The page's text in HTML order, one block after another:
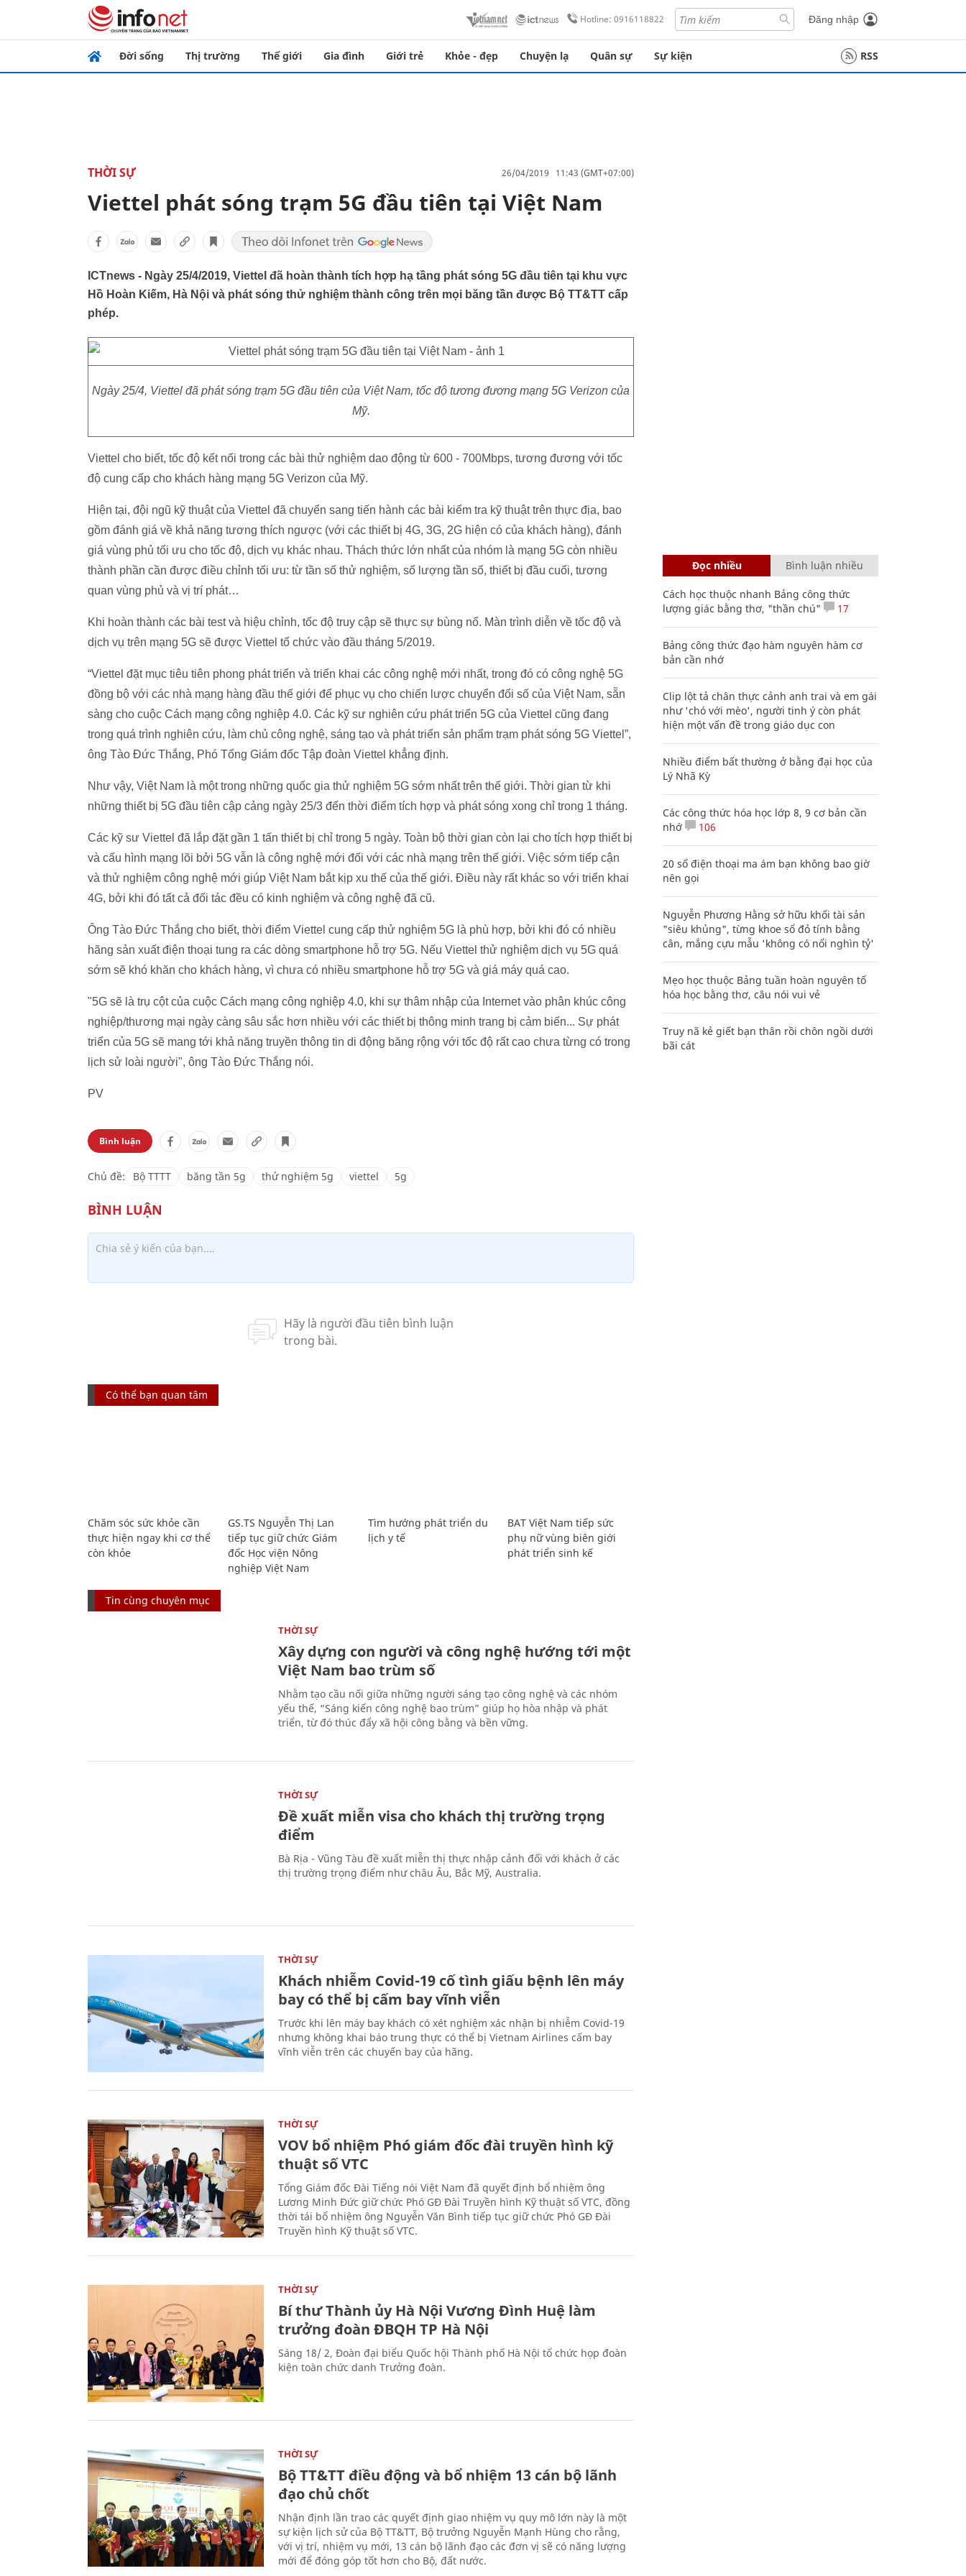
Hotline: 0916118822 Đăng nhập
Đời sống Thị trường Thế giới Gia đình Giới trẻ Khỏe - đẹp Chuyện lạ Quân sự Sự kiện RSS
THỜI SỰ 26/04/2019 11:43 (GMT+07:00)
Viettel phát sóng trạm 5G đầu tiên tại Việt Nam
ICTnews - Ngày 25/4/2019, Viettel đã hoàn thành tích hợp hạ tầng phát sóng 5G đầu tiên tại khu vực
Hồ Hoàn Kiếm, Hà Nội và phát sóng thử nghiệm thành công trên mọi băng tần được Bộ TT&TT cấp
phép.
Ngày 25/4, Viettel đã phát sóng trạm 5G đầu tiên của Việt Nam, tốc độ tương đương mạng 5G Verizon của
Mỹ.
Viettel cho biết, tốc độ kết nối trong các bài thử nghiệm dao động từ 600 - 700Mbps, tương đương với tốc
độ cung cấp cho khách hàng mạng 5G Verizon của Mỹ.
Hiện tại, đội ngũ kỹ thuật của Viettel đã chuyển sang tiến hành các bài kiểm tra kỹ thuật trên thực địa, bao
gồm đánh giá về khả năng tương thích ngược (với các thiết bị 4G, 3G, 2G hiện có của khách hàng), đánh
giá vùng phủ tối ưu cho tốc độ, dịch vụ khác nhau. Thách thức lớn nhất của nhóm là mạng 5G còn nhiều
thành phần cần được điều chỉnh tối ưu: từ tần số thử nghiệm, số lượng tần số, thiết bị đầu cuối, tương
quan vùng phủ và vị trí phát…
Khi hoàn thành các bài test và hiệu chỉnh, tốc độ truy cập sẽ thực sự bùng nổ. Màn trình diễn về tốc độ và
dịch vụ trên mạng 5G sẽ được Viettel tổ chức vào đầu tháng 5/2019.
“Viettel đặt mục tiêu tiên phong phát triển và triển khai các công nghệ mới nhất, trong đó có công nghệ 5G
đồng bộ với các nhà mạng hàng đầu thế giới để phục vụ cho chiến lược chuyển đổi số của Việt Nam, sẵn
sàng cho cuộc Cách mạng công nghiệp 4.0. Các kỹ sư nghiên cứu phát triển 5G của Viettel cũng đang
trong quá trình nghiên cứu, làm chủ công nghệ, sáng tạo và phát triển sản phẩm trạm phát sóng 5G Viettel”,
ông Tào Đức Thắng, Phó Tổng Giám đốc Tập đoàn Viettel khẳng định.
Như vậy, Việt Nam là một trong những quốc gia thử nghiệm 5G sớm nhất trên thế giới. Thời gian từ khi
những thiết bị 5G đầu tiên cập cảng ngày 25/3 đến thời điểm tích hợp và phát sóng xong chỉ trong 1 tháng.
Các kỹ sư Viettel đã lắp đặt gần 1 tấn thiết bị chỉ trong 5 ngày. Toàn bộ thời gian còn lại cho tích hợp thiết bị
và cấu hình mạng lõi bởi 5G vẫn là công nghệ mới đối với các nhà mạng trên thế giới. Việc sớm tiếp cận
và thử nghiệm công nghệ mới giúp Việt Nam bắt kịp xu thế của thế giới. Điều này rất khác so với triển khai
4G, bởi khi đó tất cả đối tác đều có kinh nghiệm và công nghệ đã cũ.
Ông Tào Đức Thắng cho biết, thời điểm Viettel cung cấp thử nghiệm 5G là phù hợp, bởi khi đó có nhiều
hãng sản xuất điện thoại tung ra các dòng smartphone hỗ trợ 5G. Nếu Viettel thử nghiệm dịch vụ 5G quá
sớm sẽ khó khăn cho khách hàng, vì chưa có nhiều smartphone hỗ trợ 5G và giá máy quá cao.
"5G sẽ là trụ cột của cuộc Cách mạng công nghiệp 4.0, khi sự thâm nhập của Internet vào phân khúc công
nghiệp/thương mại ngày càng sâu sắc hơn nhiều với các thiết bị thông minh trang bị cảm biến... Sự phát
triển của 5G sẽ mang tới khả năng truyền thông tin di động băng rộng với tốc độ rất cao chưa từng có trong
lịch sử loài người", ông Tào Đức Thắng nói.
PV
Bình luận
Chủ đề: Bộ TTTT băng tần 5g thử nghiệm 5g viettel 5g
Có thể bạn quan tâm
Chăm sóc sức khỏe cần
thực hiện ngay khi cơ thể
còn khỏe
GS.TS Nguyễn Thị Lan
tiếp tục giữ chức Giám
đốc Học viện Nông
nghiệp Việt Nam
Tìm hướng phát triển du
lịch y tế
BAT Việt Nam tiếp sức
phụ nữ vùng biên giới
phát triển sinh kế
Tin cùng chuyên mục
THỜI SỰ
Xây dựng con người và công nghệ hướng tới một
Việt Nam bao trùm số
Nhằm tạo cầu nối giữa những người sáng tạo công nghệ và các nhóm
yếu thế, “Sáng kiến công nghệ bao trùm” giúp họ hòa nhập và phát
triển, từ đó thúc đẩy xã hội công bằng và bền vững.
THỜI SỰ
Đề xuất miễn visa cho khách thị trường trọng
điểm
Bà Rịa - Vũng Tàu đề xuất miễn thị thực nhập cảnh đối với khách ở các
thị trường trọng điểm như châu Âu, Bắc Mỹ, Australia.
THỜI SỰ
Khách nhiễm Covid-19 cố tình giấu bệnh lên máy
bay có thể bị cấm bay vĩnh viễn
Trước khi lên máy bay khách có xét nghiệm xác nhận bị nhiễm Covid-19
nhưng không khai báo trung thực có thể bị Vietnam Airlines cấm bay
vĩnh viễn trên các chuyến bay của hãng.
THỜI SỰ
VOV bổ nhiệm Phó giám đốc đài truyền hình kỹ
thuật số VTC
Tổng Giám đốc Đài Tiếng nói Việt Nam đã quyết định bổ nhiệm ông
Lương Minh Đức giữ chức Phó GĐ Đài Truyền hình Kỹ thuật số VTC, đồng
thời tái bổ nhiệm ông Nguyễn Văn Bình tiếp tục giữ chức Phó GĐ Đài
Truyền hình Kỹ thuật số VTC.
THỜI SỰ
Bí thư Thành ủy Hà Nội Vương Đình Huệ làm
trưởng đoàn ĐBQH TP Hà Nội
Sáng 18/ 2, Đoàn đại biểu Quốc hội Thành phố Hà Nội tổ chức họp đoàn
kiện toàn chức danh Trưởng đoàn.
THỜI SỰ
Bộ TT&TT điều động và bổ nhiệm 13 cán bộ lãnh
đạo chủ chốt
Nhận định lần trao các quyết định giao nhiệm vụ quy mô lớn này là một
sự kiện lịch sử của Bộ TT&TT, Bộ trưởng Nguyễn Mạnh Hùng cho rằng,
với vị trí, nhiệm vụ mới, 13 cán bộ lãnh đạo các đơn vị sẽ có năng lượng
mới để đóng góp tốt hơn cho Bộ, đất nước.
Đọc nhiều Bình luận nhiều
Cách học thuộc nhanh Bảng công thức
lượng giác bằng thơ, "thần chú"
17
Bảng công thức đạo hàm nguyên hàm cơ
bản cần nhớ
Clip lột tả chân thực cảnh anh trai và em gái
như 'chó với mèo', người tinh ý còn phát
hiện một vấn đề trong giáo dục con
Nhiều điểm bất thường ở bằng đại học của
Lý Nhã Kỳ
Các công thức hóa học lớp 8, 9 cơ bản cần
nhớ
106
20 số điện thoại ma ám bạn không bao giờ
nên gọi
Nguyễn Phương Hằng sở hữu khối tài sản
"siêu khủng", từng khoe sổ đỏ tính bằng
cân, mắng cựu mẫu 'không có nổi nghìn tỷ'
Mẹo học thuộc Bảng tuần hoàn nguyên tố
hóa học bằng thơ, câu nói vui vẻ
Truy nã kẻ giết bạn thân rồi chôn ngồi dưới
bãi cát